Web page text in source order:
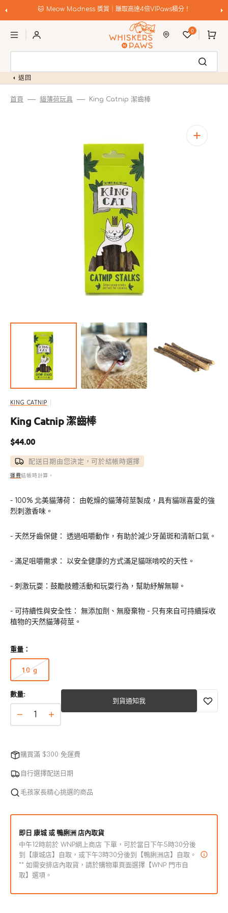
至
容
🐱 Meow Madness 獎賞｜賺取高達4倍VIPaws積分！
0
購
物
返回
首頁 貓薄荷玩具 King Catnip 潔齒棒
開
啟
圖
庫
檢
視
中
的
媒
體
檔
案
KING CATNIP
King Catnip 潔齒棒
定
價
$44.00
配送日期由您決定，可於結帳時選擇
運費結帳時計算。
- 100% 北美貓薄荷： 由乾燥的貓薄荷莖製成，具有貓咪喜愛的強
烈刺激香味。
- 天然牙齒保健： 透過咀嚼動作，有助於減少牙菌斑和清新口氣。
- 滿足咀嚼需求： 以安全健康的方式滿足貓咪啃咬的天性。
- 刺激玩耍：鼓勵肢體活動和玩耍行為，幫助紓解無聊。
- 可持續性與安全性： 無添加劑、無廢棄物 - 只有來自可持續採收
植物的天然貓薄荷莖。
重量：
10 g
版
售
完
或
法
使
用
數量:
King
齒
棒
量
King
齒
棒
量
到貨通知我
購買滿 $300 免運費
自行選擇配送日期
毛孩家長精心挑選的商品
即日 康城 或 鴨脷洲 店內取貨
中午12時前於 WNP網上商店 下單，可於當日下午5時30分後
到【康城店】自取，或下午3時30分後到【鴨脷洲店】自取。
** 如需安排店內取貨，請於購物車頁面選擇【WNP 門市自
取】選項。